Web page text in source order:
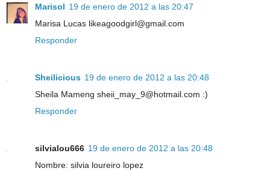
Marisol 19 de enero de 2012 a las 20:47
Marisa Lucas likeagoodgirl@gmail.com
Responder
Sheilicious 19 de enero de 2012 a las 20:48
Sheila Mameng sheii_may_9@hotmail.com :)
Responder
silvialou666 19 de enero de 2012 a las 20:48
Nombre: silvia loureiro lopez